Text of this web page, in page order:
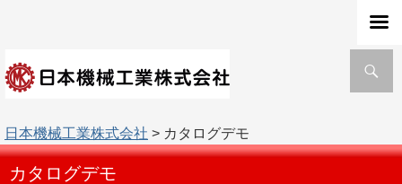
索
日本機械工業株式会社 > カタログデモ
カタログデモ